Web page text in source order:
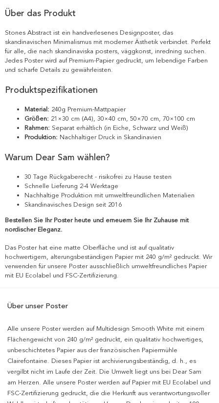
Über das Produkt
Stones Abstract ist ein handverlesenes Designposter, das
skandinavischen Minimalismus mit moderner Ästhetik verbindet. Perfekt
für alle, die nach skandinaviska posters, väggkonst, inredning suchen.
Jedes Poster wird auf Premium-Papier gedruckt, um lebendige Farben
und scharfe Details zu gewährleisten.
Produktspezifikationen
Material: 240g Premium-Mattpapier
Größen: 21×30 cm (A4), 30×40 cm, 50×70 cm, 70×100 cm
Rahmen: Separat erhältlich (in Eiche, Schwarz und Weiß)
Produktion: Nachhaltiger Druck in Skandinavien
Warum Dear Sam wählen?
30 Tage Rückgaberecht - risikofrei zu Hause testen
Schnelle Lieferung 2-4 Werktage
Nachhaltige Produktion mit umweltfreundlichen Materialien
Skandinavisches Design seit 2016
Bestellen Sie Ihr Poster heute und erneuern Sie Ihr Zuhause mit
nordischer Eleganz.
Das Poster hat eine matte Oberfläche und ist auf qualitativ
hochwertigem, alterungsbeständigen Papier mit 240 g/m² gedruckt. Wir
verwenden für unsere Poster ausschließlich umweltfreundliches Papier
mit EU Ecolabel und FSC-Zertifizierung.
Über unser Poster
Alle unsere Poster werden auf Multidesign Smooth White mit einem
Flächengewicht von 240 g/m² gedruckt, ein qualitativ hochwertiges,
unbeschichtetes Papier aus der französischen Papiermühle
Clairefontaine. Dieses Papier ist archivierungsbeständig, d. h., es
vergilbt nicht im Laufe der Zeit. Die Umwelt liegt uns bei Dear Sam
am Herzen. Alle unsere Poster werden auf Papier mit EU Ecolabel und
FSC-Zertifizierung gedruckt, die die Herkunft aus verantwortungsvoller